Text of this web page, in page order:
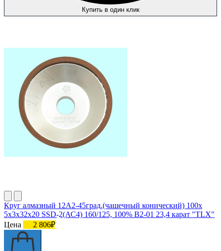
Купить в один клик
Круг алмазный 12А2-45град.(чашечный конический) 100х
5х3х32х20 SSD-2(АС4) 160/125, 100% В2-01 23,4 карат "TLX"
Цена
2 806₽